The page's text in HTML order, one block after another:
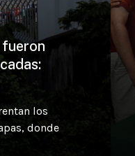
fueron
los
donde